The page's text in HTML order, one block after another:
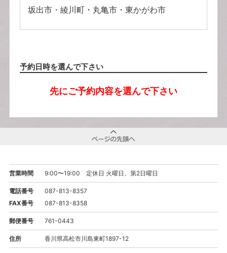
坂出市・綾川町・丸亀市・東かがわ市
予約日時を選んで下さい
先にご予約内容を選んで下さい
営業時間 9:00〜19:00 定休日 火曜日、第2日曜日
電話番号
087-813-8357
FAX番号
087-813-8358
郵便番号 761-0443
住所 香川県高松市川島東町1897-12